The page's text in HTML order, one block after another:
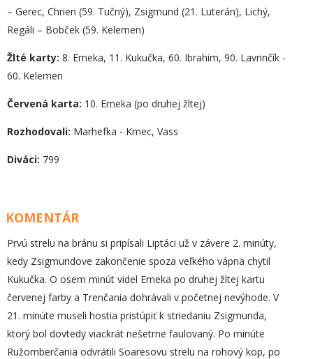
– Gerec, Chrien (59. Tučný), Zsigmund (21. Luterán), Lichý,
Regáli – Bobček (59. Kelemen)
Žlté karty: 8. Emeka, 11. Kukučka, 60. Ibrahim, 90. Lavrinčík -
60. Kelemen
Červená karta: 10. Emeka (po druhej žltej)
Rozhodovali: Marhefka - Kmec, Vass
Diváci: 799
KOMENTÁR
Prvú strelu na bránu si pripísali Liptáci už v závere 2. minúty,
kedy Zsigmundove zakončenie spoza veľkého vápna chytil
Kukučka. O osem minút videl Emeka po druhej žltej kartu
červenej farby a Trenčania dohrávali v početnej nevýhode. V
21. minúte museli hostia pristúpiť k striedaniu Zsigmunda,
ktorý bol dovtedy viackrát nešetrne faulovaný. Po minúte
Ružomberčania odvrátili Soaresovu strelu na rohový kop, po